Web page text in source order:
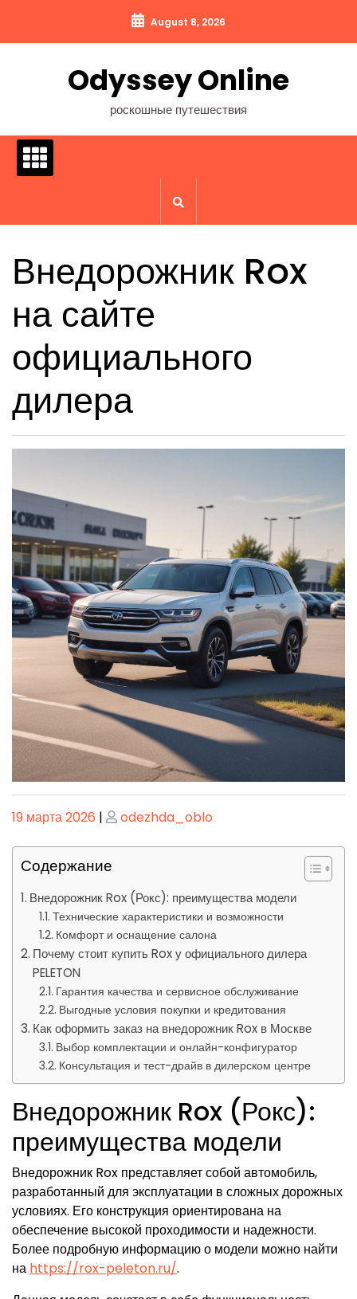
содержимому
August 8, 2026
Odyssey Online
роскошные путешествия
Внедорожник Rox
на сайте
официального
дилера
Опубликовано
19 марта 2026 | Опубликовано
odezhda_oblo
Содержание
Внедорожник Rox (Рокс): преимущества модели
Технические характеристики и возможности
Комфорт и оснащение салона
Почему стоит купить Rox у официального дилера
PELETON
Гарантия качества и сервисное обслуживание
Выгодные условия покупки и кредитования
Как оформить заказ на внедорожник Rox в Москве
Выбор комплектации и онлайн-конфигуратор
Консультация и тест-драйв в дилерском центре
Внедорожник Rox (Рокс):
преимущества модели
Внедорожник Rox представляет собой автомобиль,
разработанный для эксплуатации в сложных дорожных
условиях. Его конструкция ориентирована на
обеспечение высокой проходимости и надежности.
Более подробную информацию о модели можно найти
на https://rox-peleton.ru/.